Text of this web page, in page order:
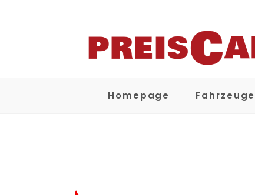
Homepage Fahrzeuge